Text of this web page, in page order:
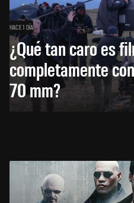
HACE 1 DÍA
¿Qué tan caro es
completamente
70 mm?